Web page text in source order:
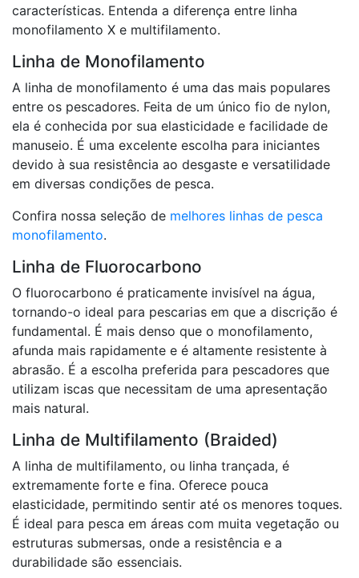
características. Entenda a diferença entre linha
monofilamento X e multifilamento.
Linha de Monofilamento
A linha de monofilamento é uma das mais populares
entre os pescadores. Feita de um único fio de nylon,
ela é conhecida por sua elasticidade e facilidade de
manuseio. É uma excelente escolha para iniciantes
devido à sua resistência ao desgaste e versatilidade
em diversas condições de pesca.
Confira nossa seleção de melhores linhas de pesca
monofilamento.
Linha de Fluorocarbono
O fluorocarbono é praticamente invisível na água,
tornando-o ideal para pescarias em que a discrição é
fundamental. É mais denso que o monofilamento,
afunda mais rapidamente e é altamente resistente à
abrasão. É a escolha preferida para pescadores que
utilizam iscas que necessitam de uma apresentação
mais natural.
Linha de Multifilamento (Braided)
A linha de multifilamento, ou linha trançada, é
extremamente forte e fina. Oferece pouca
elasticidade, permitindo sentir até os menores toques.
É ideal para pesca em áreas com muita vegetação ou
estruturas submersas, onde a resistência e a
durabilidade são essenciais.